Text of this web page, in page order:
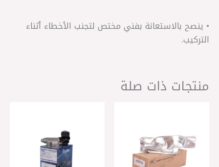
• ينصح بالاستعانة بفني مختص لتجنب الأخطاء أثناء
التركيب.
منتجات ذات صلة